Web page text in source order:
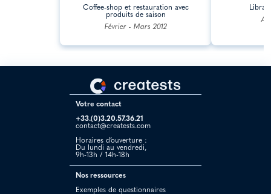
Coffee-shop et restauration avec
produits de saison
Février - Mars 2012
Votre contact
+33.(0)3.20.57.36.21
contact@creatests.com
Horaires d’ouverture :
Du lundi au vendredi,
9h-13h / 14h-18h
Nos ressources
Exemples de questionnaires